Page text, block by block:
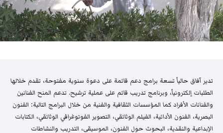
تدير آفاق حالياً تسعة برامج دعم قائمة على دعوة سنوية مفتوحة، تقدم خلالها
الطلبات إلكترونياً، وبرنامج تدريب قائم على عملية ترشيح. تدعم المنح الفنانين
والفنانات الأفراد كما المؤسسات الثقافية والفنية من خلال البرامج التالية: الفنون
البصرية، الفنون الأدائية، الفيلم الوثائقي، التصوير الفوتوغرافي الوثائقي، الكتابات
الإبداعية والنقدية، البحوث حول الفنون، الموسيقى، التدريب والنشاطات